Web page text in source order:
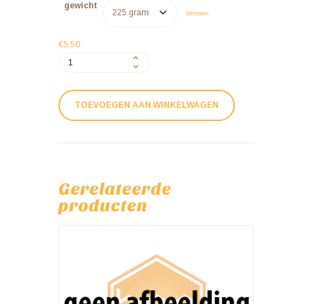
gewicht
Wissen
€5,50
Honingmosterd
TOEVOEGEN AAN WINKELWAGEN
Gerelateerde
producten